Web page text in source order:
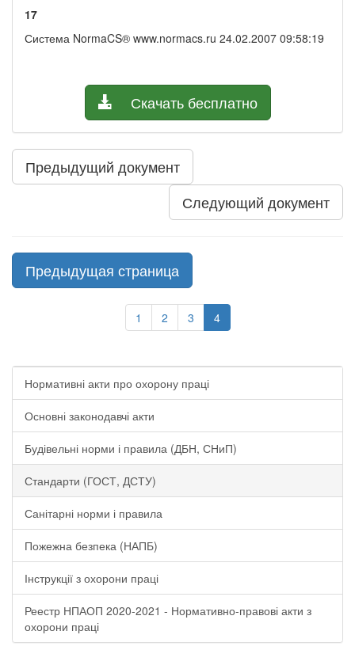
17
Система NormaCS® www.normacs.ru 24.02.2007 09:58:19
Скачать бесплатно
Предыдущий документ
Следующий документ
Предыдущая страница
1 2 3 4
Нормативні акти про охорону праці
Основні законодавчі акти
Будівельні норми і правила (ДБН, СНиП)
Стандарти (ГОСТ, ДСТУ)
Санітарні норми і правила
Пожежна безпека (НАПБ)
Інструкції з охорони праці
Реестр НПАОП 2020-2021 - Нормативно-правові акти з
охорони праці